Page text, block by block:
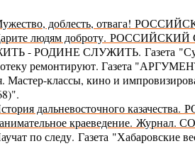
доблесть, отвага!
людям доброту. РОССИЙСКИЙ
ЖИТЬ - РОДИНЕ СЛУЖИТЬ. Газета
ремонтируют. Газета
Мастер-классы, кино и
дальневосточного казачества.
краеведение.
по следу. Газета "Хабаровские